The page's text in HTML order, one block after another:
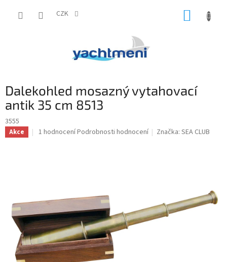
CZK
Dalekohled mosazný vytahovací
antik 35 cm 8513
3555
Akce
Průměrné
hvězdiček.
1 hodnoceníPodrobnosti hodnocení Značka:SEA CLUB